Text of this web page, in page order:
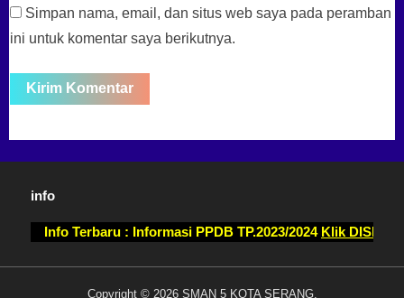
Simpan nama, email, dan situs web saya pada peramban
ini untuk komentar saya berikutnya.
info
Info Terbaru : Informasi PPDB TP.2023/2024Klik DISINI
Copyright © 2026 SMAN 5 KOTA SERANG.